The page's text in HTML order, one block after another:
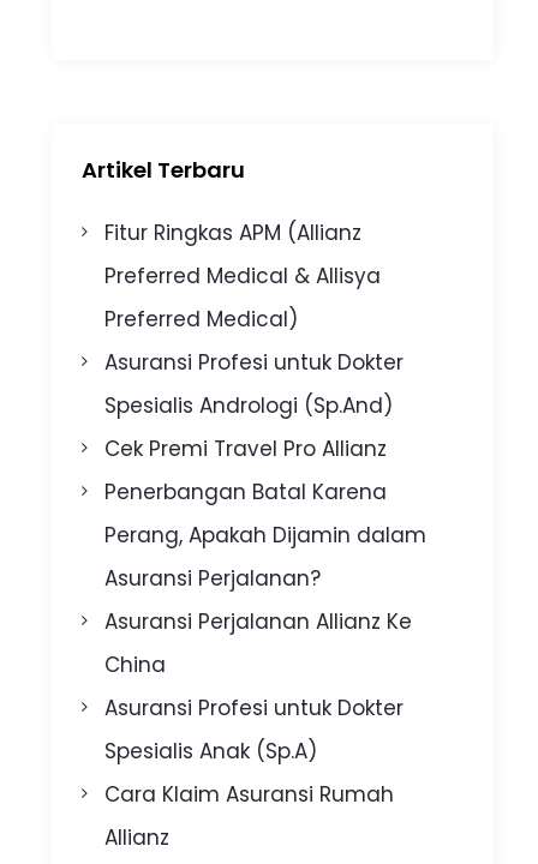
Artikel Terbaru
Fitur Ringkas APM (Allianz
Preferred Medical & Allisya
Preferred Medical)
Asuransi Profesi untuk Dokter
Spesialis Andrologi (Sp.And)
Cek Premi Travel Pro Allianz
Penerbangan Batal Karena
Perang, Apakah Dijamin dalam
Asuransi Perjalanan?
Asuransi Perjalanan Allianz Ke
China
Asuransi Profesi untuk Dokter
Spesialis Anak (Sp.A)
Cara Klaim Asuransi Rumah
Allianz